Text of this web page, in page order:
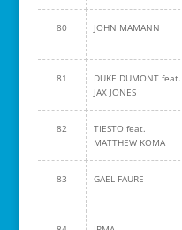
80 JOHN MAMANN
81
DUKE DUMONT feat.
JAX JONES
82
TIESTO feat.
MATTHEW KOMA
83 GAEL FAURE